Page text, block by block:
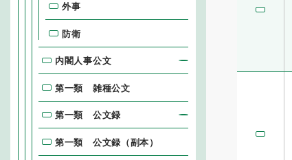
外事
防衛
内閣人事公文
第一類 雑種公文
第一類 公文録
第一類 公文録（副本）